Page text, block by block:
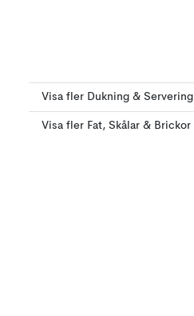
Visa fler Dukning & Servering
Visa fler Fat, Skålar & Brickor